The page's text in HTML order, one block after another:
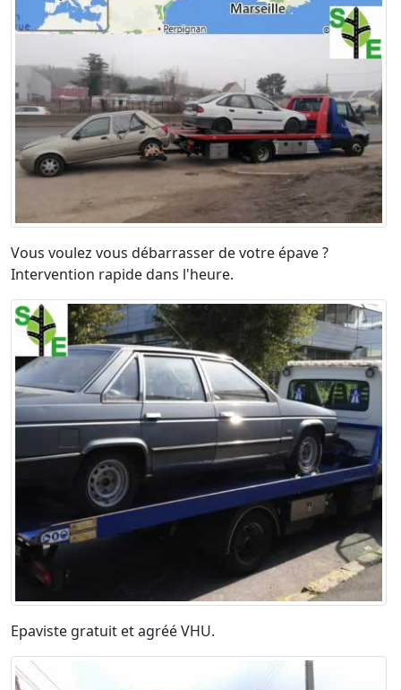
Vous voulez vous débarrasser de votre épave ?
Intervention rapide dans l'heure.
Epaviste gratuit et agréé VHU.